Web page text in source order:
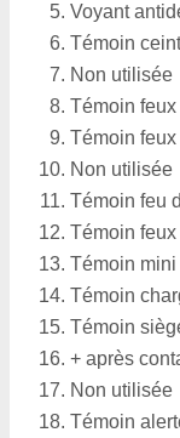
Voyant
Témoin
Non utilisée
Témoin
Témoin
Non utilisée
Témoin feu
Témoin
Témoin
Témoin
Témoin
+ après
Non utilisée
Témoin